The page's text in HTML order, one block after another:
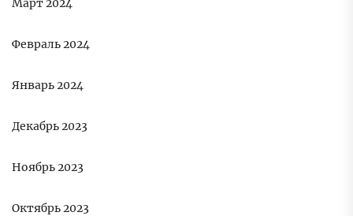
Март 2024
Февраль 2024
Январь 2024
Декабрь 2023
Ноябрь 2023
Октябрь 2023